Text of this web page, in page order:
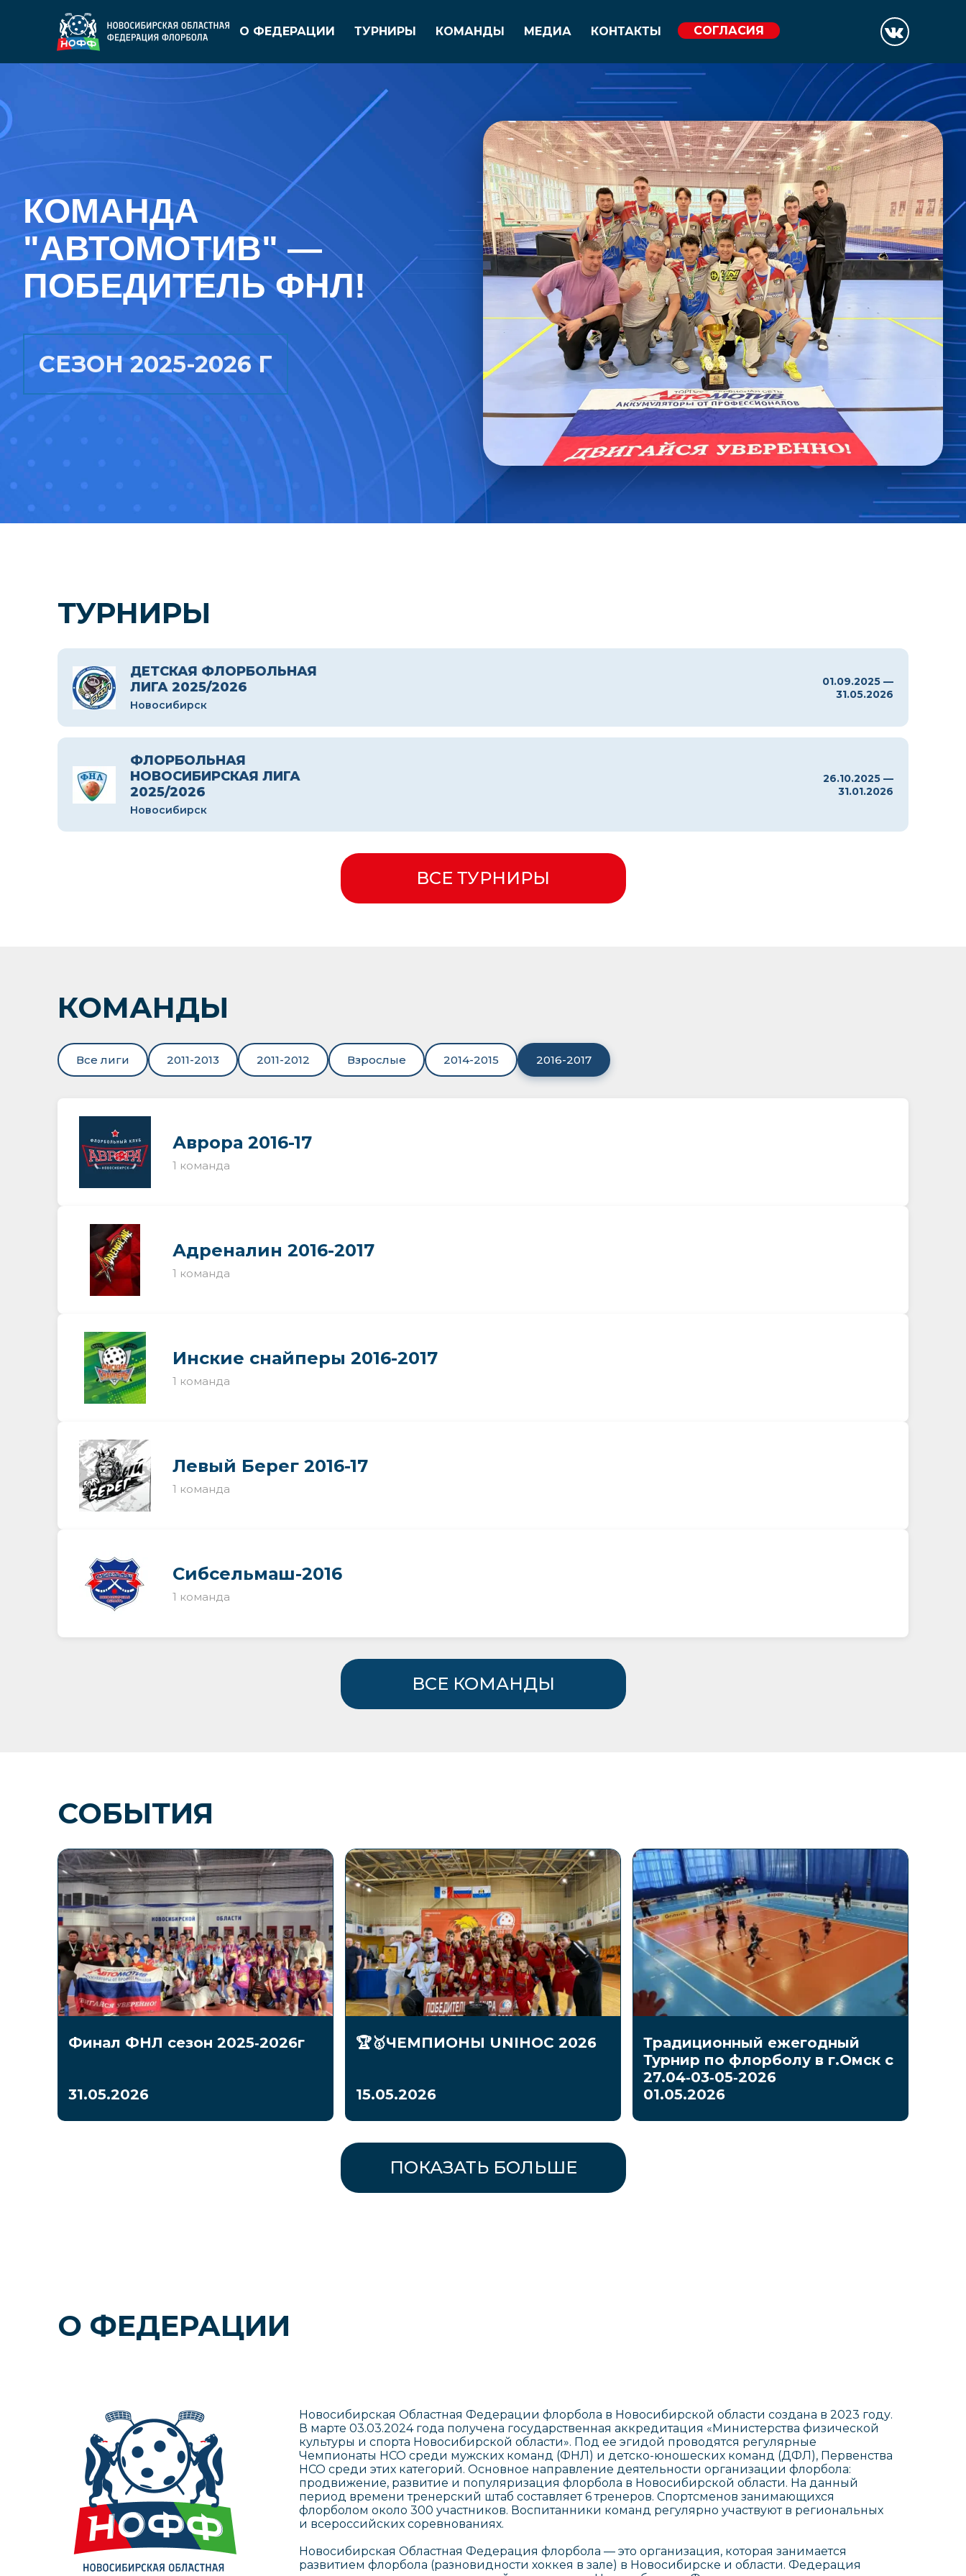
О ФЕДЕРАЦИИ ТУРНИРЫ КОМАНДЫ МЕДИА КОНТАКТЫ СОГЛАСИЯ
КОМАНДА
"АВТОМОТИВ" —
ПОБЕДИТЕЛЬ ФНЛ!
СЕЗОН 2025-2026 Г
ТУРНИРЫ
ДЕТСКАЯ ФЛОРБОЛЬНАЯ
ЛИГА 2025/2026
Новосибирск
01.09.2025 —
31.05.2026
ФЛОРБОЛЬНАЯ
НОВОСИБИРСКАЯ ЛИГА
2025/2026
Новосибирск
26.10.2025 —
31.01.2026
ВСЕ ТУРНИРЫ
КОМАНДЫ
Все лиги 2011-2013 2011-2012 Взрослые 2014-2015 2016-2017
Аврора 2016-17
1 команда
Адреналин 2016-2017
1 команда
Инские снайперы 2016-2017
1 команда
Левый Берег 2016-17
1 команда
Сибсельмаш-2016
1 команда
ВСЕ КОМАНДЫ
СОБЫТИЯ
Финал ФНЛ сезон 2025‑2026г
31.05.2026
🏆🥇ЧЕМПИОНЫ UNIHOC 2026
15.05.2026
Традиционный ежегодный
Турнир по флорболу в г.Омск с
27.04‑03‑05‑2026
01.05.2026
ПОКАЗАТЬ БОЛЬШЕ
О ФЕДЕРАЦИИ
Новосибирская Областная Федерации флорбола в Новосибирской области создана в 2023 году.
В марте 03.03.2024 года получена государственная аккредитация «Министерства физической
культуры и спорта Новосибирской области». Под ее эгидой проводятся регулярные
Чемпионаты НСО среди мужских команд (ФНЛ) и детско-юношеских команд (ДФЛ), Первенства
НСО среди этих категорий. Основное направление деятельности организации флорбола:
продвижение, развитие и популяризация флорбола в Новосибирской области. На данный
период времени тренерский штаб составляет 6 тренеров. Спортсменов занимающихся
флорболом около 300 участников. Воспитанники команд регулярно участвуют в региональных
и всероссийских соревнованиях.
Новосибирская Областная Федерация флорбола — это организация, которая занимается
развитием флорбола (разновидности хоккея в зале) в Новосибирске и области. Федерация